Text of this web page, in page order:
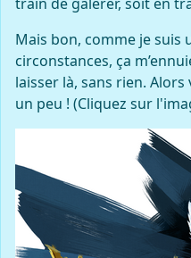
Mais bon, comme je suis
circonstances, ça
laisser là, sans rien.
un peu ! (Cliquez sur